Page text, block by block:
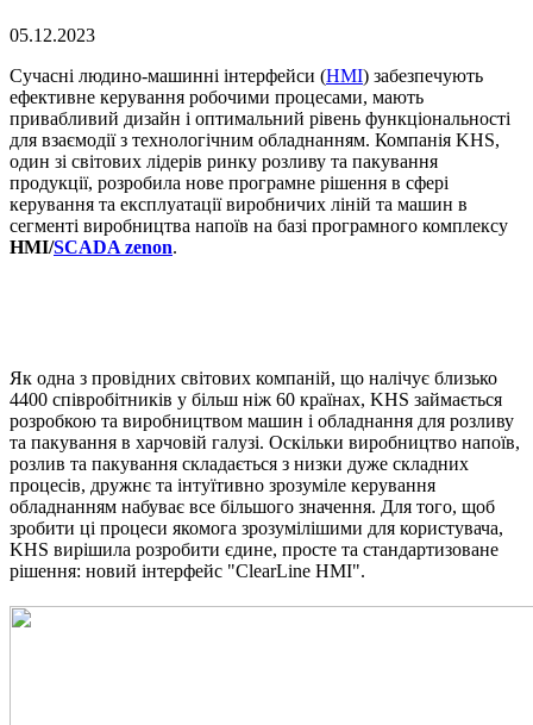
05.12.2023
Сучасні людино-машинні інтерфейси (HMI) забезпечують
ефективне керування робочими процесами, мають
привабливий дизайн і оптимальний рівень функціональності
для взаємодії з технологічним обладнанням. Компанія KHS,
один зі світових лідерів ринку розливу та пакування
продукції, розробила нове програмне рішення в сфері
керування та експлуатації виробничих ліній та машин в
сегменті виробництва напоїв на базі програмного комплексу
HMI/SCADA zenon.
Як одна з провідних світових компаній, що налічує близько
4400 співробітників у більш ніж 60 країнах, KHS займається
розробкою та виробництвом машин і обладнання для розливу
та пакування в харчовій галузі. Оскільки виробництво напоїв,
розлив та пакування складається з низки дуже складних
процесів, дружнє та інтуїтивно зрозуміле керування
обладнанням набуває все більшого значення. Для того, щоб
зробити ці процеси якомога зрозумілішими для користувача,
KHS вирішила розробити єдине, просте та стандартизоване
рішення: новий інтерфейс "ClearLine HMI".